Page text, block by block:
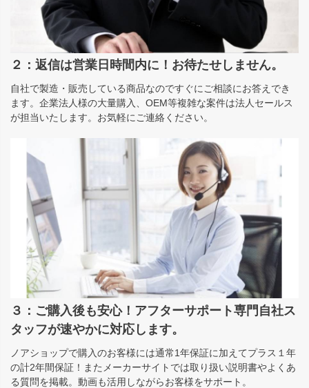
２：返信は営業日時間内に！お待たせしません。
自社で製造・販売している商品なのですぐにご相談にお答えでき
ます。企業法人様の大量購入、OEM等複雑な案件は法人セールス
が担当いたします。お気軽にご連絡ください。
３：ご購入後も安心！アフターサポート専門自社ス
タッフが速やかに対応します。
ノアショップで購入のお客様には通常1年保証に加えてプラス１年
の計2年間保証！またメーカーサイトでは取り扱い説明書やよくあ
る質問を掲載。動画も活用しながらお客様をサポート。